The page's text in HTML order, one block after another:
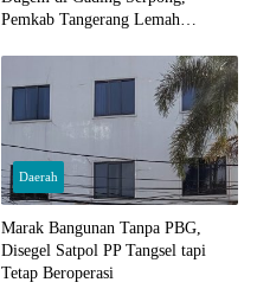
Pemkab Tangerang Lemah
Daerah
Marak Bangunan Tanpa PBG,
Disegel Satpol PP Tangsel tapi
Tetap Beroperasi